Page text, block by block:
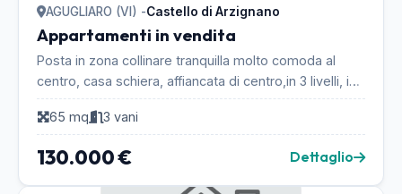
AGUGLIARO (VI) -Castello di Arzignano
Appartamenti in vendita
Posta in zona collinare tranquilla molto comoda al
centro, casa schiera, affiancata di centro,in 3 livelli, in
contesto di 4 abitazioni più una villet...
65 mq
3 vani
130.000 € Dettaglio